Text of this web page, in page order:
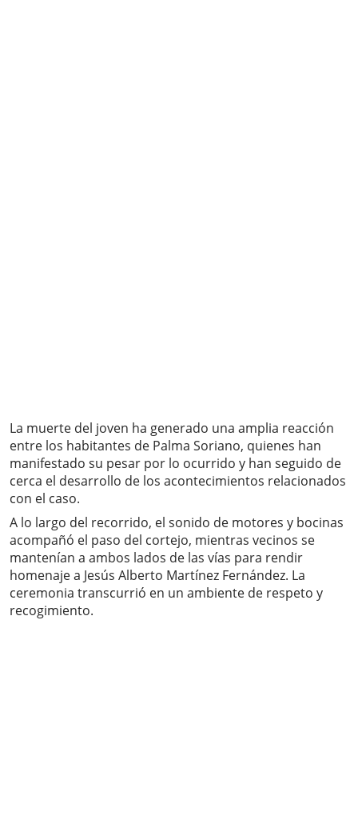
La muerte del joven ha generado una amplia reacción
entre los habitantes de Palma Soriano, quienes han
manifestado su pesar por lo ocurrido y han seguido de
cerca el desarrollo de los acontecimientos relacionados
con el caso.
A lo largo del recorrido, el sonido de motores y bocinas
acompañó el paso del cortejo, mientras vecinos se
mantenían a ambos lados de las vías para rendir
homenaje a Jesús Alberto Martínez Fernández. La
ceremonia transcurrió en un ambiente de respeto y
recogimiento.